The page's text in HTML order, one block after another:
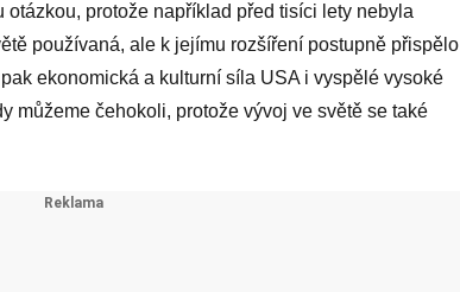
protože například před tisíci lety nebyla
používaná, ale k jejímu rozšíření postupně přispělo
ekonomická a kulturní síla USA i vyspělé vysoké
můžeme čehokoli, protože vývoj ve světě se také